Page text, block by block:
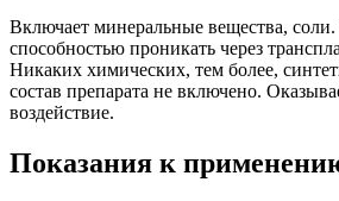
Включает минеральные вещества,
способностью проникать через
Никаких химических, тем более,
состав препарата не включено.
воздействие.
Показания к